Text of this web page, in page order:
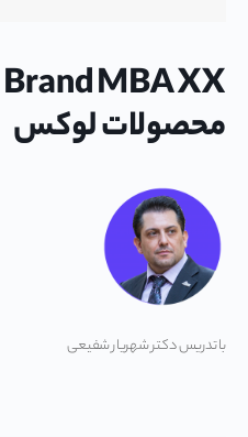
محصولات لوکس
با تدریس دکتر شهریار شفیعی